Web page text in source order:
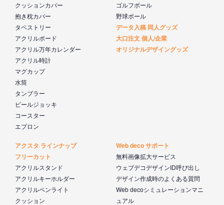
クッションカバー
抱き枕カバー
タペストリー
アクリルボード
アクリル万年カレンダー
アクリル時計
マグカップ
水筒
タンブラー
ビールジョッキ
コースター
エプロン
ゴルフボール
野球ボール
データ入稿 同人グッズ
大口注文 個人/企業
オリジナルデザイングッズ
アクスタ ラインナップ
フリーカット
アクリルスタンド
アクリルキーホルダー
アクリルペンライト
クッション
Web deco サポート
無料画像拡大サービス
ウェブデコデザインID呼び出し
デザイン作成時のよくある質問
Web decoシミュレーションマニ
ュアル